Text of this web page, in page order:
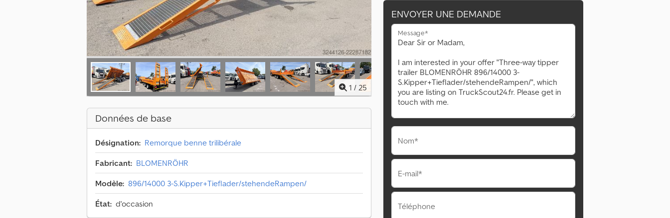
1 / 25
Données de base
Désignation: Remorque benne trilibérale
Fabricant: BLOMENRÖHR
Modèle: 896/14000 3-S.Kipper+Tieflader/stehendeRampen/
État: d'occasion
ENVOYER UNE DEMANDE
Message*
Nom*
E-mail*
Téléphone